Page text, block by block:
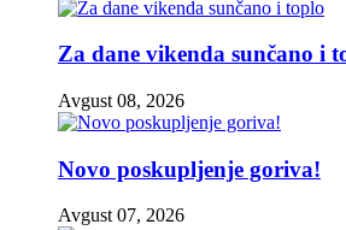
Za dane vikenda sunčano i
Avgust 08, 2026
Novo poskupljenje goriva!
Avgust 07, 2026